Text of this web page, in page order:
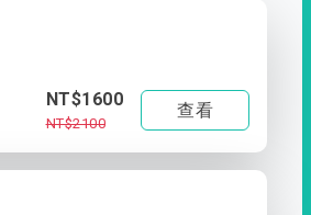
NT$1600
NT$2100
查看